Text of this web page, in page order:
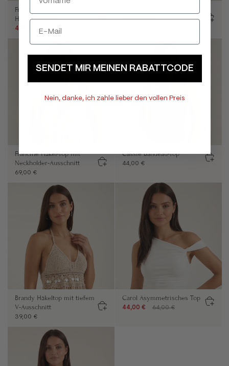
Freya Korsett-Top mit
Herzausschnitt
44,00 € 59,00 €
Korsett-Top
Francine Häkel-Top mit
Neckholder-Ausschnitt
69,00 €
Cassie Bandeau-Top
44,00 €
Brandy Häkeltop mit tiefem
V-Ausschnitt
39,00 €
Carol Asymmetrisches Top
44,00 € 64,00 €
SENDET MIR MEINEN RABATTCODE
Nein, danke, ich zahle lieber den vollen Preis